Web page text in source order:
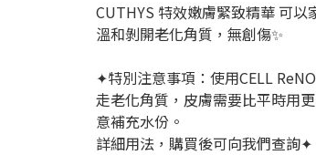
CUTHYS 特效嫩膚緊致精華 可以
溫和剝開老化角質，無創傷✨
✦特別注意事項：使用CELL
走老化角質，皮膚需要比平時用
意補充水份。
詳細用法，購買後可向我們查詢✦